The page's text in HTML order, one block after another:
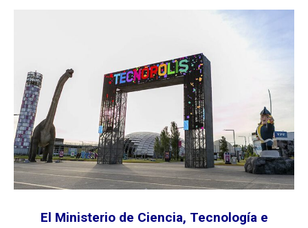
El Ministerio de Ciencia, Tecnología e